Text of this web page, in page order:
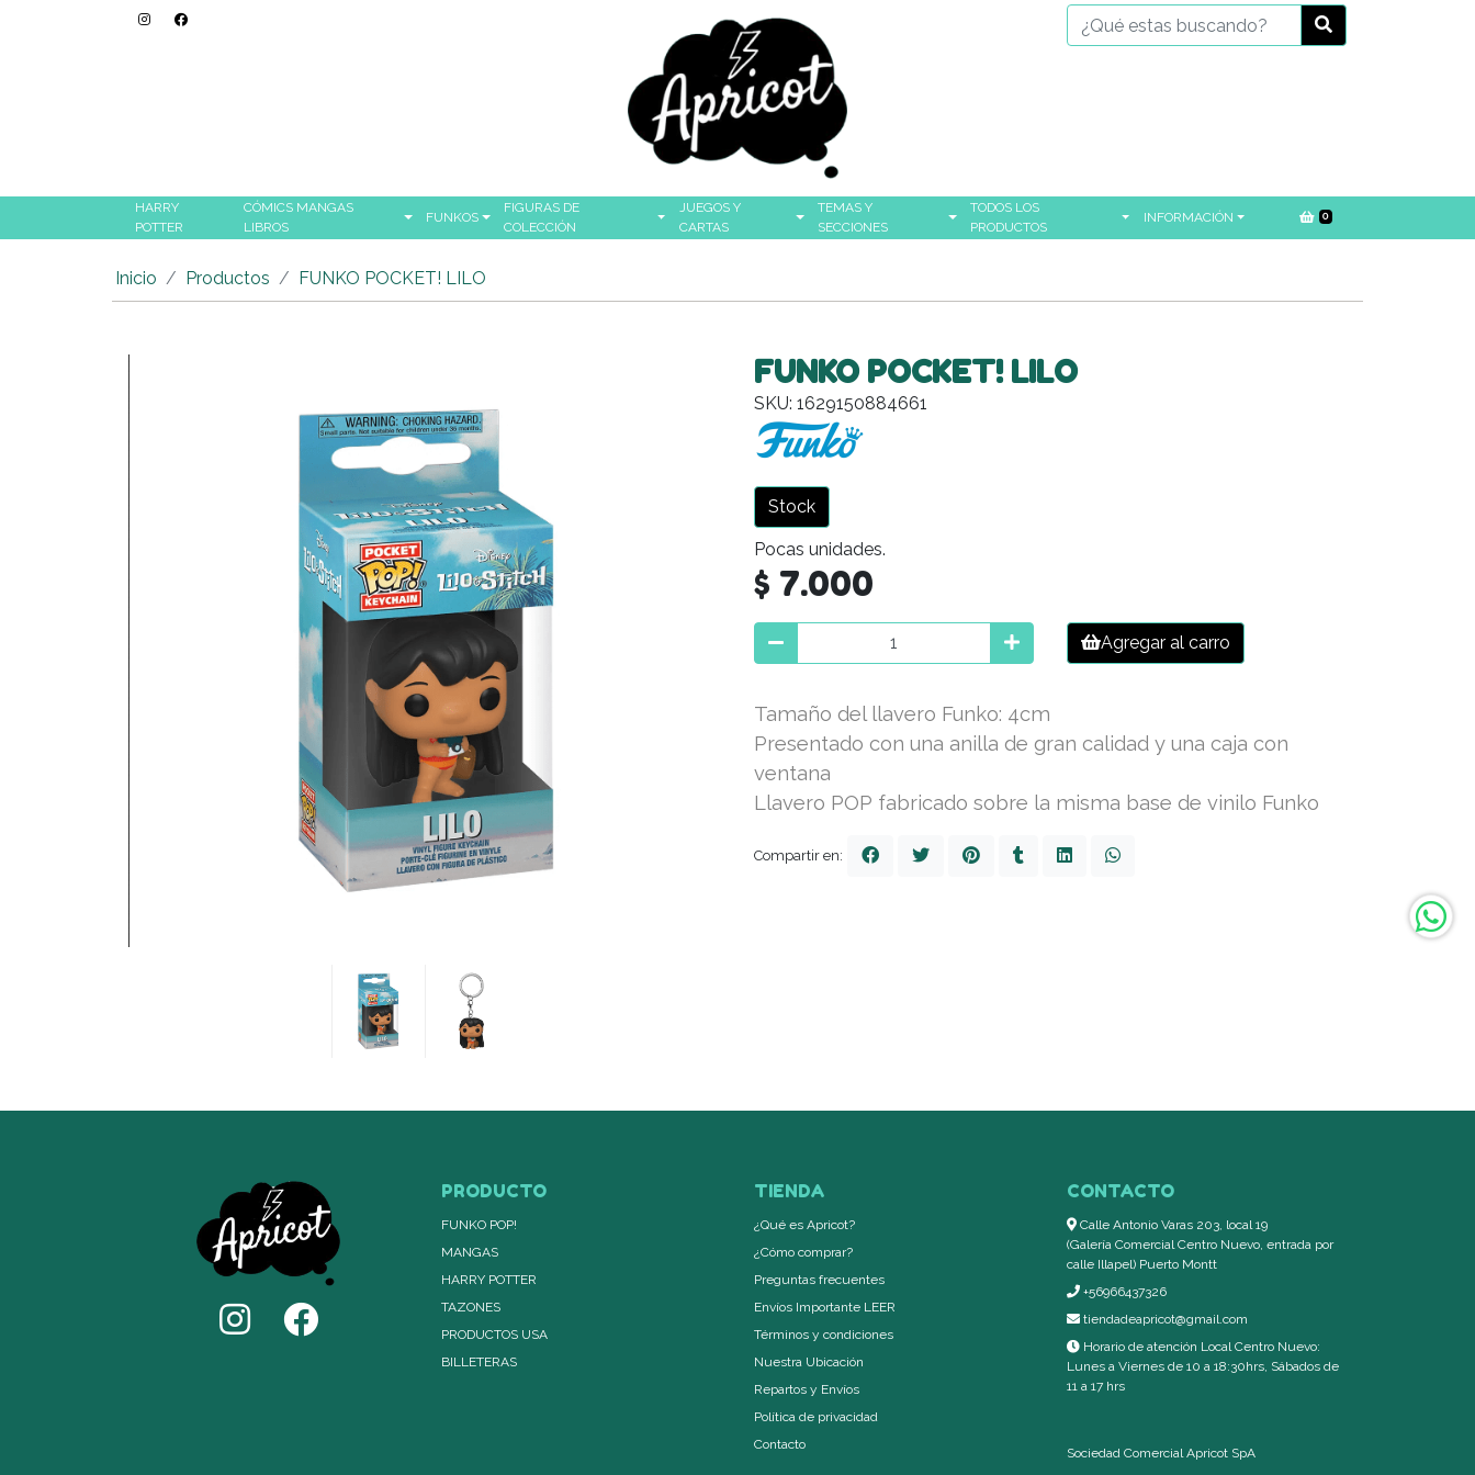
HARRY
POTTER
CÓMICS MANGAS
LIBROS
FUNKOS
FIGURAS DE
COLECCIÓN
JUEGOS Y
CARTAS
TEMAS Y
SECCIONES
TODOS LOS
PRODUCTOS
INFORMACIÓN 0
Inicio Productos FUNKO POCKET! LILO
FUNKO POCKET! LILO
SKU: 1629150884661
Stock
Pocas unidades.
$ 7.000
Agregar al carro
Tamaño del llavero Funko: 4cm
Presentado con una anilla de gran calidad y una caja con
ventana
Llavero POP fabricado sobre la misma base de vinilo Funko
Compartir en:
PRODUCTO
FUNKO POP!
MANGAS
HARRY POTTER
TAZONES
PRODUCTOS USA
BILLETERAS
TIENDA
¿Qué es Apricot?
¿Cómo comprar?
Preguntas frecuentes
Envíos Importante LEER
Términos y condiciones
Nuestra Ubicación
Repartos y Envíos
Política de privacidad
Contacto
CONTACTO
Calle Antonio Varas 203, local 19
(Galería Comercial Centro Nuevo, entrada por
calle Illapel) Puerto Montt
+56966437326
tiendadeapricot@gmail.com
Horario de atención Local Centro Nuevo:
Lunes a Viernes de 10 a 18:30hrs, Sábados de
11 a 17 hrs
Sociedad Comercial Apricot SpA